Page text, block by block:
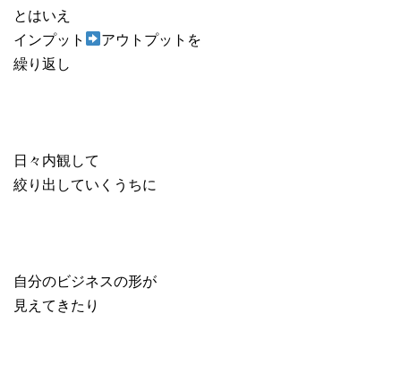
とはいえ
インプット
アウトプットを
繰り返し
日々内観して
絞り出していくうちに
自分のビジネスの形が
見えてきたり